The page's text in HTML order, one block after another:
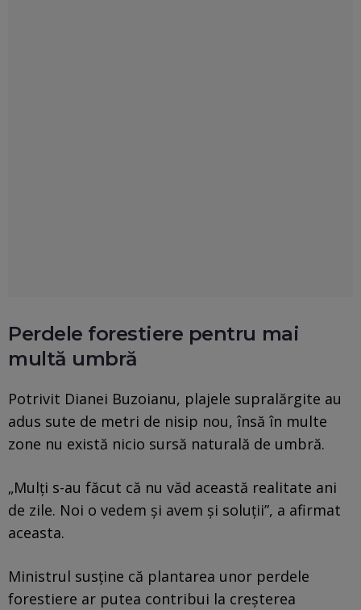
Perdele forestiere pentru mai
multă umbră
Potrivit Dianei Buzoianu, plajele supralărgite au
adus sute de metri de nisip nou, însă în multe
zone nu există nicio sursă naturală de umbră.
„Mulți s-au făcut că nu văd această realitate ani
de zile. Noi o vedem și avem și soluții”, a afirmat
aceasta.
Ministrul susține că plantarea unor perdele
forestiere ar putea contribui la creșterea